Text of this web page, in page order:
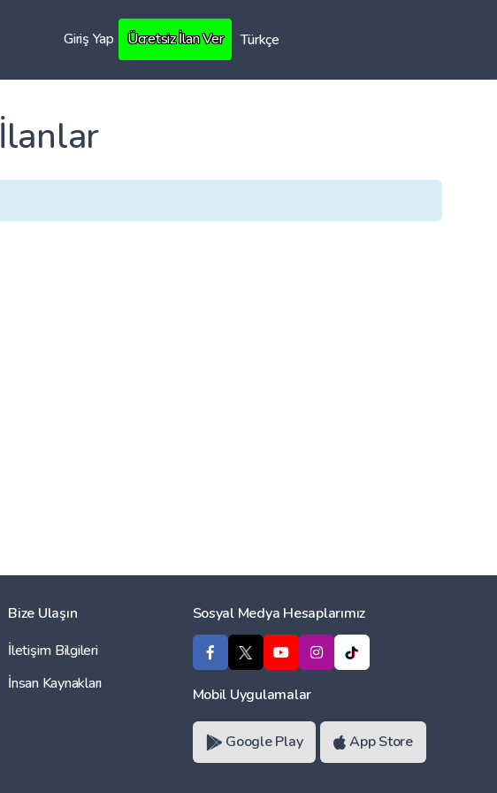
Giriş Yap Ücretsiz İlan Ver Türkçe
İlanlar
Bize Ulaşın
İletişim Bilgileri
İnsan Kaynakları
Sosyal Medya Hesaplarımız
Mobil Uygulamalar
Google Play App Store